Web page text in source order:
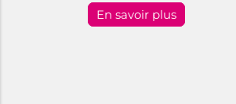
En savoir plus